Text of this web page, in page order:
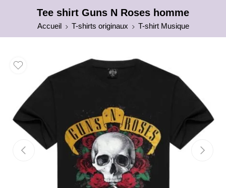
Tee shirt Guns N Roses homme
Accueil T-shirts originaux T-shirt Musique